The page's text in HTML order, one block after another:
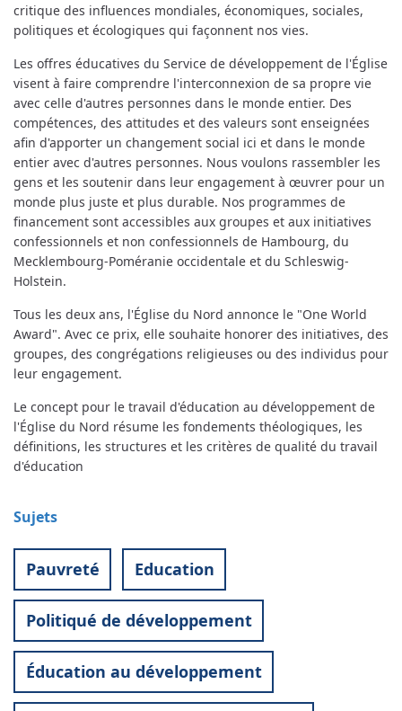
critique des influences mondiales, économiques, sociales,
politiques et écologiques qui façonnent nos vies.
Les offres éducatives du Service de développement de l'Église
visent à faire comprendre l'interconnexion de sa propre vie
avec celle d'autres personnes dans le monde entier. Des
compétences, des attitudes et des valeurs sont enseignées
afin d'apporter un changement social ici et dans le monde
entier avec d'autres personnes. Nous voulons rassembler les
gens et les soutenir dans leur engagement à œuvrer pour un
monde plus juste et plus durable. Nos programmes de
financement sont accessibles aux groupes et aux initiatives
confessionnels et non confessionnels de Hambourg, du
Mecklembourg-Poméranie occidentale et du Schleswig-
Holstein.
Tous les deux ans, l'Église du Nord annonce le "One World
Award". Avec ce prix, elle souhaite honorer des initiatives, des
groupes, des congrégations religieuses ou des individus pour
leur engagement.
Le concept pour le travail d'éducation au développement de
l'Église du Nord résume les fondements théologiques, les
définitions, les structures et les critères de qualité du travail
d'éducation
Sujets
Pauvreté Education
Politiqué de développement
Éducation au développement